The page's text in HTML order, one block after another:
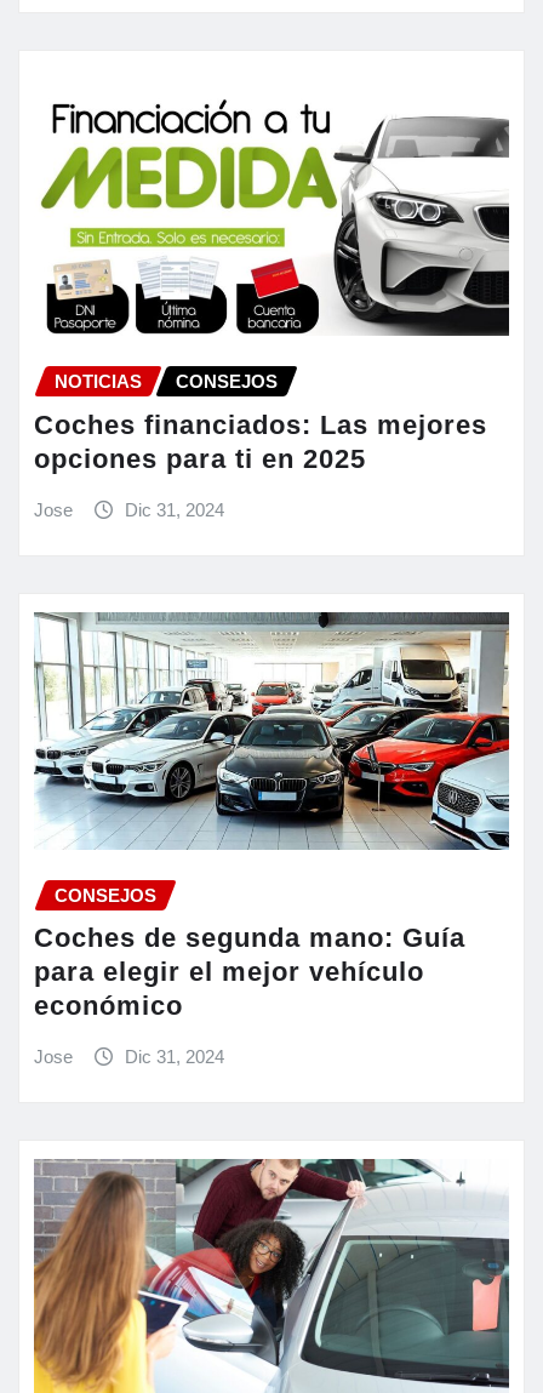
NOTICIAS CONSEJOS
Coches financiados: Las mejores
opciones para ti en 2025
Jose Dic 31, 2024
CONSEJOS
Coches de segunda mano: Guía
para elegir el mejor vehículo
económico
Jose Dic 31, 2024